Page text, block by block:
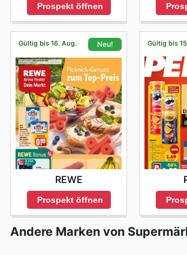
Prospekt öffnen
Gültig bis 16. Aug. Neu!
REWE
Prospekt öffnen
Gültig bis
Andere Marken von